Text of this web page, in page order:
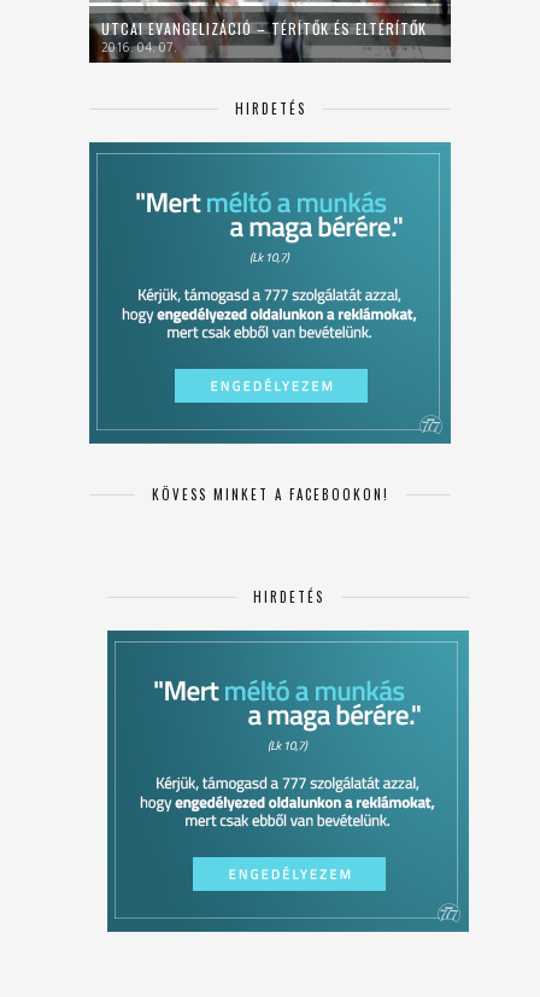
UTCAI EVANGELIZÁCIÓ – TÉRÍTŐK ÉS ELTÉRÍTŐK
2016. 04. 07.
HIRDETÉS
KÖVESS MINKET A FACEBOOKON!
HIRDETÉS